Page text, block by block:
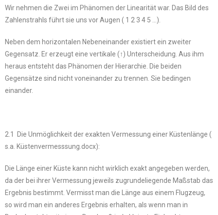
Wir nehmen die Zwei im Phänomen der Linearität war. Das Bild des
Zahlenstrahls führt sie uns vor Augen ( 1 2 3 4 5 …).
Neben dem horizontalen Nebeneinander existiert ein zweiter
Gegensatz. Er erzeugt eine vertikale (↑) Unterscheidung. Aus ihm
heraus entsteht das Phänomen der Hierarchie. Die beiden
Gegensätze sind nicht voneinander zu trennen. Sie bedingen
einander.
2.1 Die Unmöglichkeit der exakten Vermessung einer Küstenlänge (
s.a. Küstenvermesssung.docx):
Die Länge einer Küste kann nicht wirklich exakt angegeben werden,
da der bei ihrer Vermessung jeweils zugrundeliegende Maßstab das
Ergebnis bestimmt. Vermisst man die Länge aus einem Flugzeug,
so wird man ein anderes Ergebnis erhalten, als wenn man in